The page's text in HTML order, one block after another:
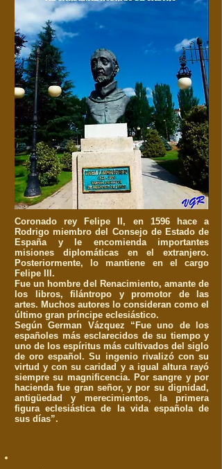
Coronado rey Felipe II, en 1596 hace a
Rodrigo miembro del Consejo de Estado de
España y le encomienda importantes
misiones diplomáticas en el extranjero.
Posteriormente, lo mantiene en el cargo
Felipe III.
Fue un hombre del Renacimiento, amante de
los libros, filántropo y promotor de las
artes. Muchos autores lo consideran como el
último gran príncipe eclesiástico.
Según German Vázquez “Fue uno de los
españoles más esclarecidos de su tiempo y
uno de los espíritus más cultivados del siglo
de oro español. Su ingenio rivalizó con su
virtud y con su caridad y a igual altura rayó
siempre su magnificencia. Por sangre y por
hacienda fue gran señor, y por su dignidad,
antigüedad y merecimientos, la primera
figura eclesiástica de la vida española de
sus días”.